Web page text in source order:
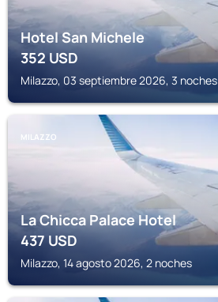
Hotel San Michele
352USD
Milazzo, 03 septiembre 2026, 3 noches
MILAZZO
La Chicca Palace Hotel
437USD
Milazzo, 14 agosto 2026, 2 noches